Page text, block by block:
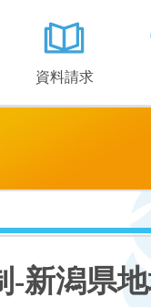
資料請求
-新潟県